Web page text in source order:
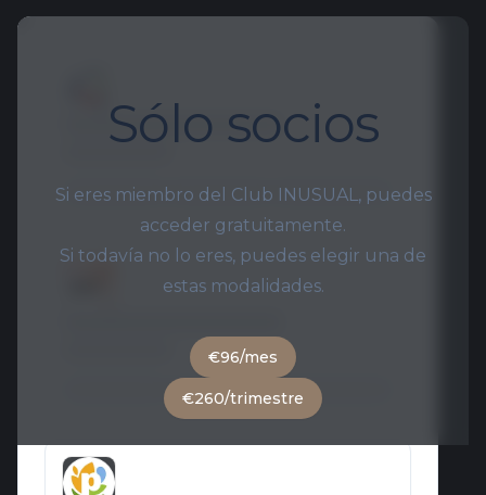
Sólo socios
Si eres miembro del Club INUSUAL, puedes
acceder gratuitamente.
Si todavía no lo eres, puedes elegir una de
estas modalidades.
€96/mes
€260/trimestre